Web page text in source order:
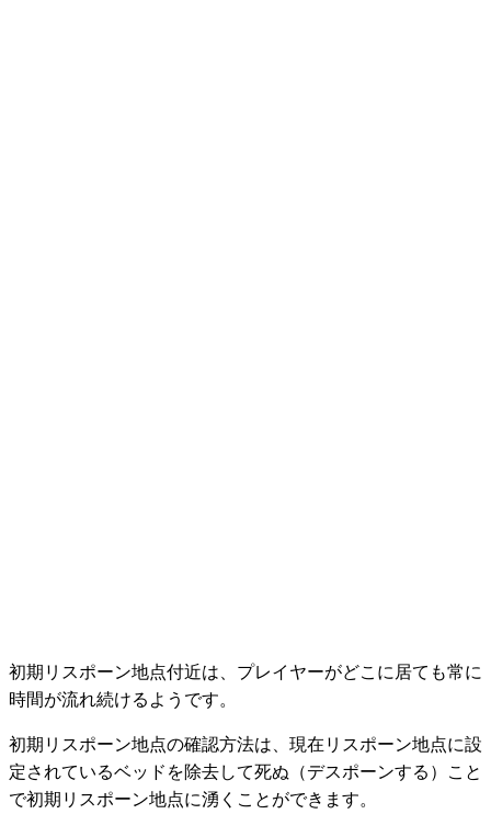
初期リスポーン地点付近は、プレイヤーがどこに居ても常に
時間が流れ続けるようです。
初期リスポーン地点の確認方法は、現在リスポーン地点に設
定されているベッドを除去して死ぬ（デスポーンする）こと
で初期リスポーン地点に湧くことができます。